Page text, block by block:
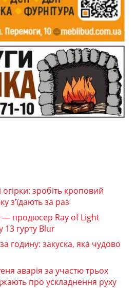
зробіть кроповий
з’їдають за раз
— продюсер Ray of Light
гурту Blur
годину: закуска, яка чудово
аварія за участю трьох
про ускладнення руху